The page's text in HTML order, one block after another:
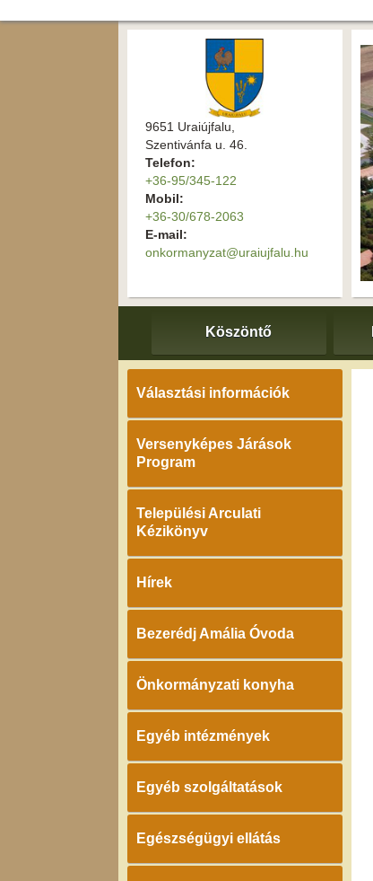
9651 Uraiújfalu,
Szentivánfa u. 46.
Telefon:
+36-95/345-122
Mobil:
+36-30/678-2063
E-mail:
onkormanyzat@uraiujfalu.hu
Köszöntő
Választási információk
Versenyképes Járások
Program
Települési Arculati
Kézikönyv
Hírek
Bezerédj Amália Óvoda
Önkormányzati konyha
Egyéb intézmények
Egyéb szolgáltatások
Egészségügyi ellátás